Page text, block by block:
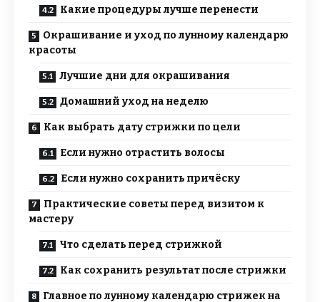
Какие процедуры лучше перенести
Окрашивание и уход по лунному календарю
красоты
Лучшие дни для окрашивания
Домашний уход на неделю
Как выбрать дату стрижки по цели
Если нужно отрастить волосы
Если нужно сохранить причёску
Практические советы перед визитом к
мастеру
Что сделать перед стрижкой
Как сохранить результат после стрижки
Главное по лунному календарю стрижек на